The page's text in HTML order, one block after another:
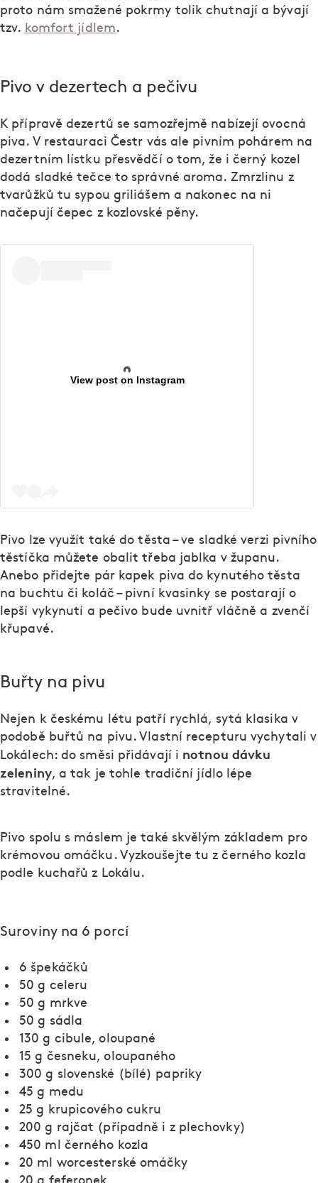
proto nám smažené pokrmy tolik chutnají a bývají
tzv. komfort jídlem.
Pivo v dezertech a pečivu
K přípravě dezertů se samozřejmě nabízejí ovocná
piva. V restauraci Čestr vás ale pivním pohárem na
dezertním lístku přesvědčí o tom, že i černý kozel
dodá sladké tečce to správné aroma. Zmrzlinu z
tvarůžků tu sypou griliášem a nakonec na ni
načepují čepec z kozlovské pěny.
View post on Instagram
Pivo lze využít také do těsta – ve sladké verzi pivního
těstíčka můžete obalit třeba jablka v županu.
Anebo přidejte pár kapek piva do kynutého těsta
na buchtu či koláč – pivní kvasinky se postarají o
lepší vykynutí a pečivo bude uvnitř vláčně a zvenčí
křupavé.
Buřty na pivu
Nejen k českému létu patří rychlá, sytá klasika v
podobě buřtů na pivu. Vlastní recepturu vychytali v
Lokálech: do směsi přidávají i notnou dávku
zeleniny, a tak je tohle tradiční jídlo lépe
stravitelné.
Pivo spolu s máslem je také skvělým základem pro
krémovou omáčku. Vyzkoušejte tu z černého kozla
podle kuchařů z Lokálu.
Suroviny na 6 porcí
6 špekáčků
50 g celeru
50 g mrkve
50 g sádla
130 g cibule, oloupané
15 g česneku, oloupaného
300 g slovenské (bílé) papriky
45 g medu
25 g krupicového cukru
200 g rajčat (případně i z plechovky)
450 ml černého kozla
20 ml worcesterské omáčky